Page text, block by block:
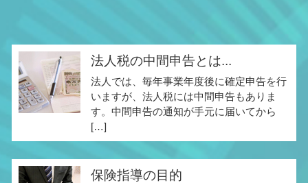
法人税の中間申告とは...
法人では、毎年事業年度後に確定申告を行
いますが、法人税には中間申告もありま
す。中間申告の通知が手元に届いてから
[…]
保険指導の目的